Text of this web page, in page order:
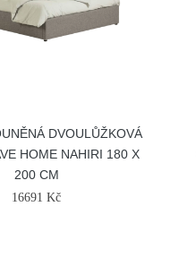
DVOULŮŽKOVÁ
HOME NAHIRI 180 X
200 CM
16691 Kč